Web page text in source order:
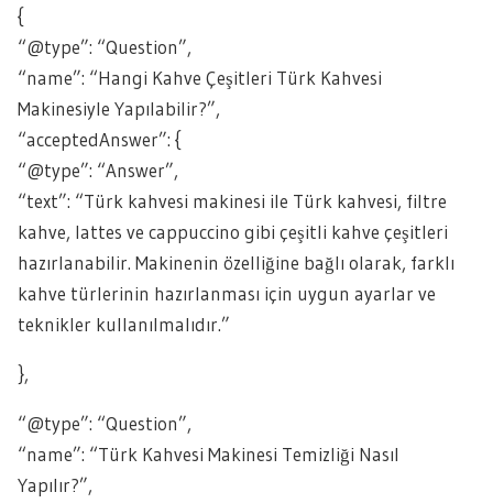
{
“@type”: “Question”,
“name”: “Hangi Kahve Çeşitleri Türk Kahvesi
Makinesiyle Yapılabilir?”,
“acceptedAnswer”: {
“@type”: “Answer”,
“text”: “Türk kahvesi makinesi ile Türk kahvesi, filtre
kahve, lattes ve cappuccino gibi çeşitli kahve çeşitleri
hazırlanabilir. Makinenin özelliğine bağlı olarak, farklı
kahve türlerinin hazırlanması için uygun ayarlar ve
teknikler kullanılmalıdır.”
},
“@type”: “Question”,
“name”: “Türk Kahvesi Makinesi Temizliği Nasıl
Yapılır?”,